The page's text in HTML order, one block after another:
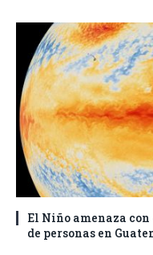
El Niño amenaza
de personas en